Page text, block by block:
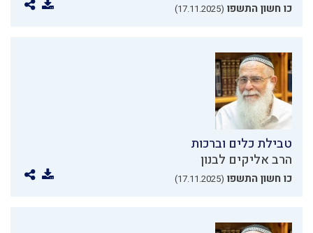
כו חשון התשפו (17.11.2025)
טבילת כלים וברכות
הרב אליקים לבנון
כו חשון התשפו (17.11.2025)